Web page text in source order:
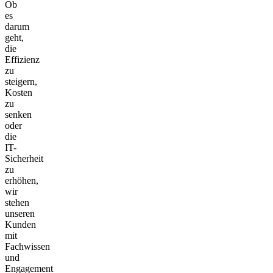
Ob
es
darum
geht,
die
Effizienz
zu
steigern,
Kosten
zu
senken
oder
die
IT-
Sicherheit
zu
erhöhen,
wir
stehen
unseren
Kunden
mit
Fachwissen
und
Engagement